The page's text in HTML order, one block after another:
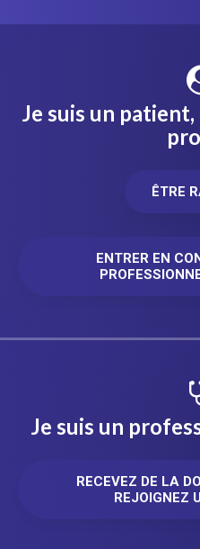
Je suis un
ÊTRE
ENTRER EN
Je suis un
RECEVEZ DE LA
REJOIGNEZ